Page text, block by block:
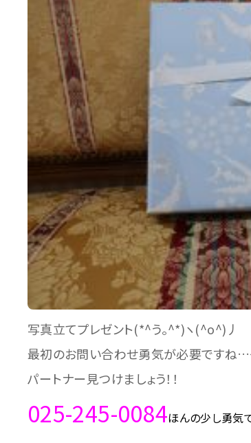
写真立てプレゼント(*^う。^*)ヽ(^o^)丿
最初のお問い合わせ勇気が必要ですね…
パートナー見つけましょう！！
025-245-0084ほんの少し勇気